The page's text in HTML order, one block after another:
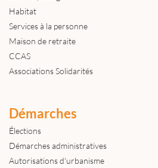
Habitat
Services à la personne
Maison de retraite
CCAS
Associations Solidarités
Démarches
Élections
Démarches administratives
Autorisations d'urbanisme